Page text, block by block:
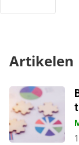
Artikelen